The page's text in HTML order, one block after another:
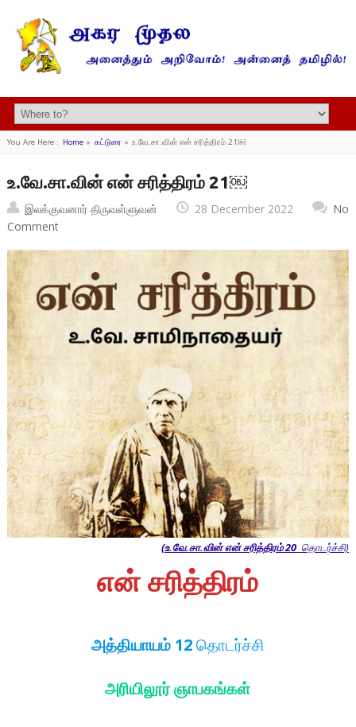
You Are Here : Home» கட்டுரை » உ.வே.சா.வின் என் சரித்திரம் 21￼
உ.வே.சா.வின் என் சரித்திரம் 21￼
இலக்குவனார் திருவள்ளுவன் 28 December 2022
No
Comment
(உ.வே.சா.வின் என் சரித்திரம் 20 தொடர்ச்சி)
என்சரித்திரம்
அத்தியாயம் 12தொடர்ச்சி
அரியிலூர் ஞாபகங்கள்